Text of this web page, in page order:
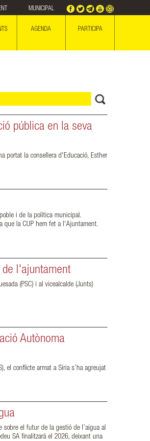
MUNICIPAL
AGENDA PARTICIPA
pública en la seva
portat la consellera d'Educació, Esther
i de la política municipal.
que la CUP hem fet a l'Ajuntament.
de l'ajuntament
(PSC) i al vicealcalde (Junts)
Autònoma
el conflicte armat a Síria s’ha agreujat
sobre el futur de la gestió de l’aigua al
SA finalitzarà el 2026, deixant una